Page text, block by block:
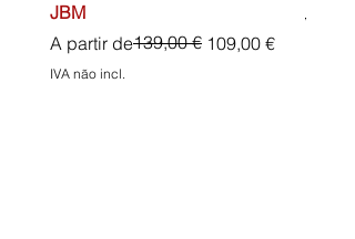
JBM
A partir de
Preço normal139,00 € 109,00 €
Preço promocional
IVA não incl.
Preço
45,00 €